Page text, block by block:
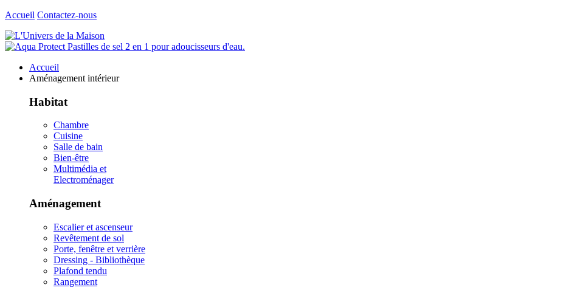
Accueil Contactez-nous
Accueil
Aménagement intérieur
Habitat
Chambre
Cuisine
Salle de bain
Bien-être
Multimédia et
Electroménager
Aménagement
Escalier et ascenseur
Revêtement de sol
Porte, fenêtre et verrière
Dressing - Bibliothèque
Plafond tendu
Rangement